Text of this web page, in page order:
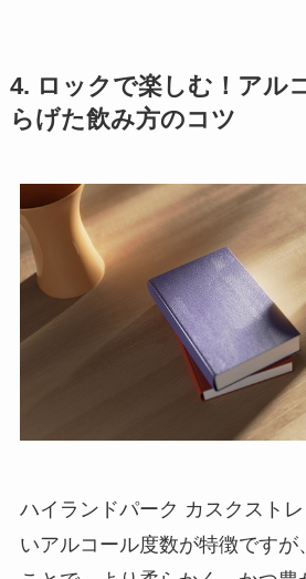
4. ロックで楽しむ！アル
らげた飲み方のコツ
ハイランドパーク カスクスト
いアルコール度数が特徴ですが